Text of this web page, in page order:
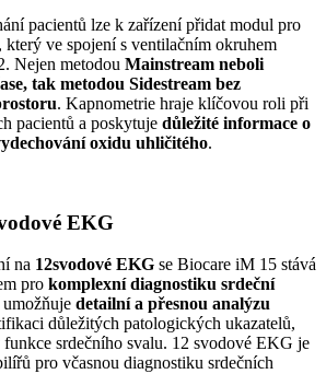
pacientů lze k zařízení přidat modul pro
který ve spojení s ventilačním okruhem
Nejen metodou Mainstream neboli
tak metodou Sidestream bez
. Kapnometrie hraje klíčovou roli při
pacientů a poskytuje důležité informace o
oxidu uhličitého.
EKG
na 12svodové EKG se Biocare iM 15 stává
pro komplexní diagnostiku srdeční
detailní a přesnou analýzu
důležitých patologických ukazatelů,
srdečního svalu. 12 svodové EKG je
pro včasnou diagnostiku srdečních